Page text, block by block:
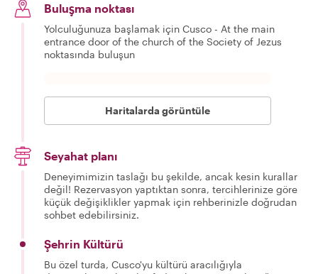
Buluşma noktası
Yolculuğunuza başlamak için Cusco - At the main
entrance door of the church of the Society of Jezus
noktasında buluşun
Haritalarda görüntüle
Seyahat planı
Deneyimimizin taslağı bu şekilde, ancak kesin kurallar
değil! Rezervasyon yaptıktan sonra, tercihlerinize göre
küçük değişiklikler yapmak için rehberinizle doğrudan
sohbet edebilirsiniz.
Şehrin Kültürü
Bu özel turda, Cusco'yu kültürü aracılığıyla